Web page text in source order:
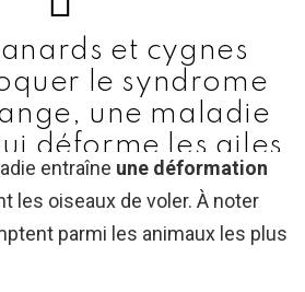
et cygnes
le syndrome
une maladie
déforme les ailes
mortelle.
(photo :
https://t.co/pmTk
entraîne une déformation
les oiseaux de voler. À noter
parmi les animaux les plus